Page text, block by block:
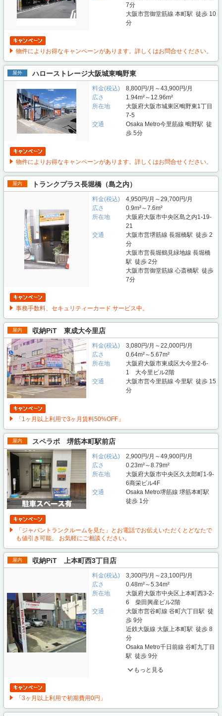
7分
大阪市営御堂筋線 本町駅 徒歩 10
分
物件によりお得なキャンペーンがあります。詳しくはお問合せください。
屋外 ハローストレージ大阪城東鴫野東
料金(税込)
8,800円/月～43,900円/月
広さ
1.94m²～12.96m²
所在地
大阪府大阪市城東区鴫野東1丁目
7-5
交通
Osaka Metro今里筋線 鴫野駅 徒
歩 5分
物件によりお得なキャンペーンがあります。詳しくはお問合せください。
屋内 トランクプラス長堀橋（島之内）
料金(税込)
4,950円/月～29,700円/月
広さ
0.9m²～7.6m²
所在地
大阪府大阪市中央区島之内1-19-
21
交通
大阪市営堺筋線 長堀橋駅 徒歩 2
分
大阪市営長堀鶴見緑地線 長堀橋
駅 徒歩 2分
大阪市営御堂筋線 心斎橋駅 徒歩
7分
事務手数料、セキュリティーカード サービス中。
屋内 収納PiT 東成大今里店
料金(税込)
3,080円/月～22,000円/月
広さ
0.64m²～5.67m²
所在地
大阪府大阪市東成区大今里2-6-
1 大今里ビル2階
交通
大阪市営今里筋線 今里駅 徒歩 15
分
「1ヶ月以上利用で3ヶ月賃料50%OFF」
屋内 スペラボ 堺筋本町駅前店
料金(税込)
2,900円/月～49,900円/月
広さ
0.23m²～8.79m²
所在地
大阪府大阪市中央区久太郎町1-9-
6商栄ビル4F
交通
Osaka Metro堺筋線 堺筋本町駅
徒歩 1分
「ジャパントランクルームを見た」とお電話でお伝えいただくとどなたで
も値引き可能。 お気軽にご相談ください。
屋内 収納PiT 上本町西3丁目店
料金(税込)
3,300円/月～23,100円/月
広さ
0.48m²～5.34m²
所在地
大阪府大阪市中央区上本町西3-2-
6 柴田興産ビル2階
交通
大阪市営谷町線 谷町六丁目駅 徒
歩 9分
近鉄大阪線 大阪上本町駅 徒歩 8
分
Osaka Metro千日前線 谷町九丁目
駅 徒歩 9分
もっと見る
「3ヶ月以上利用で初期費用0円」